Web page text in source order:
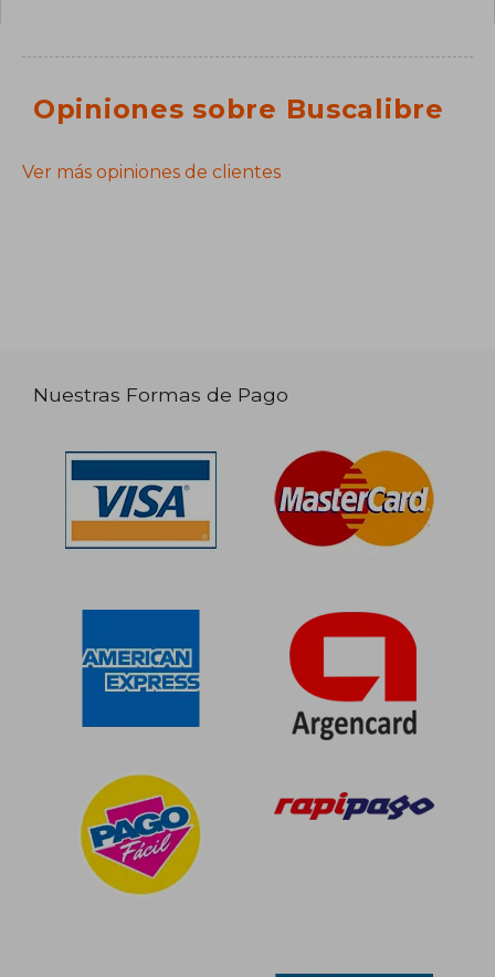
Opiniones sobre Buscalibre
Ver más opiniones de clientes
Nuestras Formas de Pago